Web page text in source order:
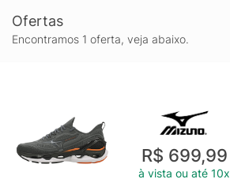
Ofertas
Encontramos 1 oferta, veja abaixo.
R$ 699,99
à vista ou até 10x